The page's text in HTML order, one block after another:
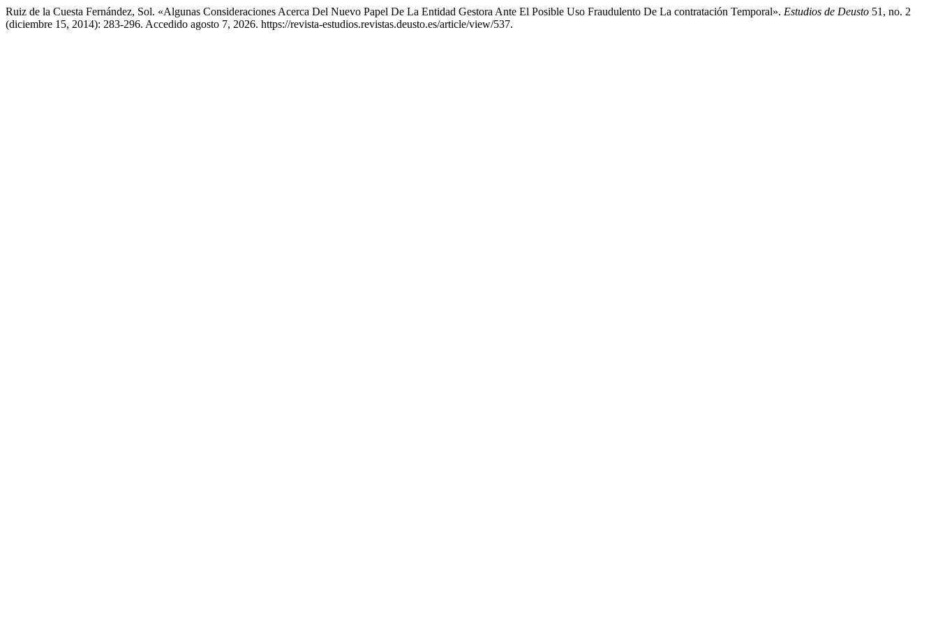
Ruiz de la Cuesta Fernández, Sol. «Algunas Consideraciones Acerca Del Nuevo Papel De La Entidad Gestora Ante El Posible Uso Fraudulento De La contratación Temporal». Estudios de Deusto 51, no. 2
(diciembre 15, 2014): 283-296. Accedido agosto 7, 2026. https://revista-estudios.revistas.deusto.es/article/view/537.